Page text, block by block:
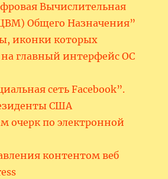
Вычислительная
Общего Назначения”
иконки которых
главный интерфейс ОС
сеть Facebook”.
США
очерк по электронной
контентом веб